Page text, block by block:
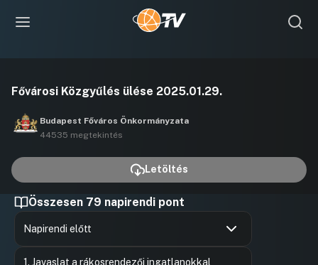
Fővárosi Közgyűlés ülése 2025.01.29.
Budapest Főváros Önkormányzata
44535 megtekintés
Letöltés
Összesen 79 napirendi pont
Napirendi előtt
1. Javaslat a rákosrendezői ingatlanokkal